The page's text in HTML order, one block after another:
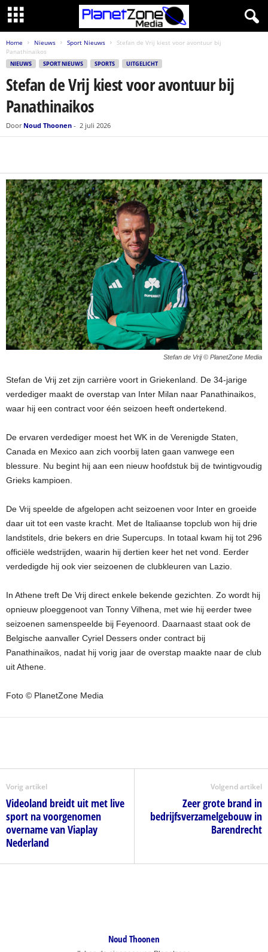
Home Nieuws Sport Nieuws
Stefan de Vrij kiest voor avontuur bij
Panathinaikos
NIEUWS SPORT NIEUWS SPORTS UITGELICHT
Stefan de Vrij kiest voor avontuur bij
Panathinaikos
Door Noud Thoonen - 2 juli 2026
Stefan de Vrij © PlanetZone Media
Stefan de Vrij zet zijn carrière voort in Griekenland. De 34-jarige
verdediger maakt de overstap van Inter Milan naar Panathinaikos,
waar hij een contract voor één seizoen heeft ondertekend.
De ervaren verdediger moest het WK in de Verenigde Staten,
Canada en Mexico aan zich voorbij laten gaan vanwege een
blessure. Nu begint hij aan een nieuw hoofdstuk bij de twintigvoudig
Grieks kampioen.
De Vrij speelde de afgelopen acht seizoenen voor Inter en groeide
daar uit tot een vaste kracht. Met de Italiaanse topclub won hij drie
landstitels, drie bekers en drie Supercups. In totaal kwam hij tot 296
officiële wedstrijden, waarin hij dertien keer het net vond. Eerder
verdedigde hij ook vier seizoenen de clubkleuren van Lazio.
In Athene treft De Vrij direct enkele bekende gezichten. Zo wordt hij
opnieuw ploeggenoot van Tonny Vilhena, met wie hij eerder twee
seizoenen samenspeelde bij Feyenoord. Daarnaast staat ook de
Belgische aanvaller Cyriel Dessers onder contract bij
Panathinaikos, nadat hij vorig jaar de overstap maakte naar de club
uit Athene.
Foto © PlanetZone Media
Vorig artikel
Videoland breidt uit met live
sport na voorgenomen
overname van Viaplay
Nederland
Volgend artikel
Zeer grote brand in
bedrijfsverzamelgebouw in
Barendrecht
Noud Thoonen